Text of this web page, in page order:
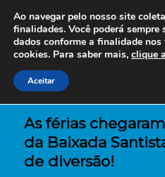
As férias
da Baixada
de diversão!
Ao navegar pelo nosso site
finalidades. Você poderá
dados conforme a finalidade nos
cookies. Para saber mais, clique
Aceitar